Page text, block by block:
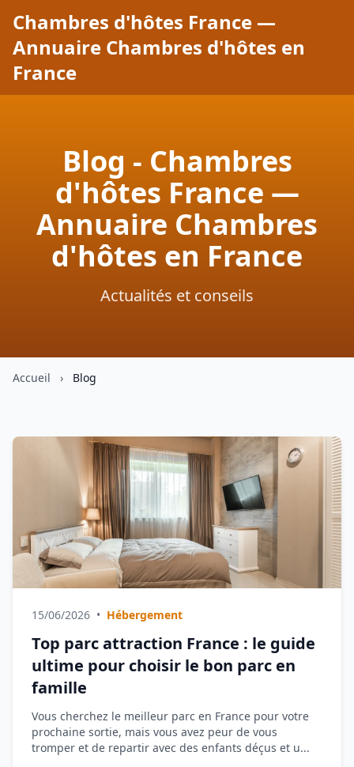
Chambres d'hôtes France —
Annuaire Chambres d'hôtes en
France
Blog - Chambres
d'hôtes France —
Annuaire Chambres
d'hôtes en France
Actualités et conseils
Accueil › Blog
15/06/2026 • Hébergement
Top parc attraction France : le guide
ultime pour choisir le bon parc en
famille
Vous cherchez le meilleur parc en France pour votre
prochaine sortie, mais vous avez peur de vous
tromper et de repartir avec des enfants déçus et u...